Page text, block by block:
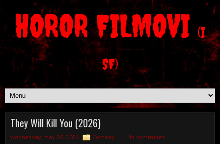
HOROR FILMOVI (I
SF)
They Will Kill You (2026)
wednesday, may 20, 2026 Comedy No comments